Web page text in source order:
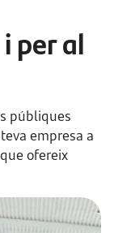
per al
públiques
empresa a
ofereix